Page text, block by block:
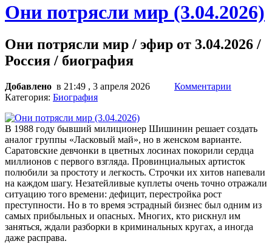
Они потрясли мир (3.04.2026)
Они потрясли мир / эфир от 3.04.2026 /
Россия / биография
Добавлено в 21:49 , 3 апреля 2026
Комментарии
Категория: Биография
В 1988 году бывший милиционер Шишинин решает создать
аналог группы «Ласковый май», но в женском варианте.
Саратовские девчонки в цветных лосинах покорили сердца
миллионов с первого взгляда. Провинциальных артисток
полюбили за простоту и легкость. Строчки их хитов напевали
на каждом шагу. Незатейливые куплеты очень точно отражали
ситуацию того времени: дефицит, перестройка рост
преступности. Но в то время эстрадный бизнес был одним из
самых прибыльных и опасных. Многих, кто рискнул им
заняться, ждали разборки в криминальных кругах, а иногда
даже расправа.